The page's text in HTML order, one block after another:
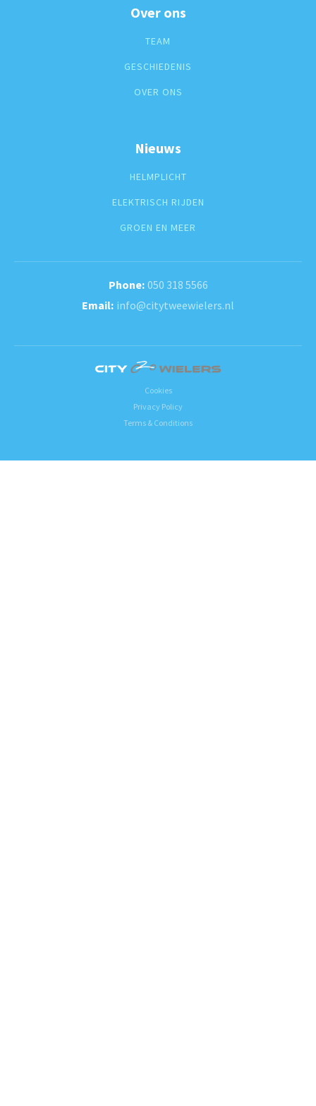
Over ons
TEAM
GESCHIEDENIS
OVER ONS
Nieuws
HELMPLICHT
ELEKTRISCH RIJDEN
GROEN EN MEER
050 318 5566
info@citytweewielers.nl
Cookies
Privacy Policy
Terms & Conditions